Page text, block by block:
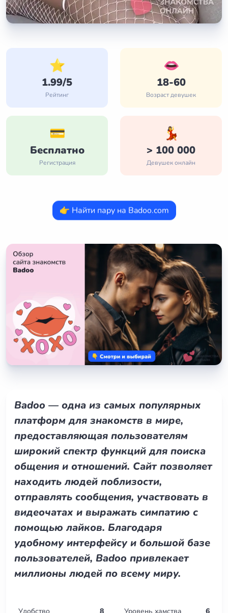
⭐
1.99/5
Рейтинг
👄
18-60
Возраст девушек
💳
Бесплатно
Регистрация
💃
> 100 000
Девушек онлайн
👉 Найти пару на Badoo.com
Badoo — одна из самых популярных
платформ для знакомств в мире,
предоставляющая пользователям
широкий спектр функций для поиска
общения и отношений. Сайт позволяет
находить людей поблизости,
отправлять сообщения, участвовать в
видеочатах и выражать симпатию с
помощью лайков. Благодаря
удобному интерфейсу и большой базе
пользователей, Badoo привлекает
миллионы людей по всему миру.